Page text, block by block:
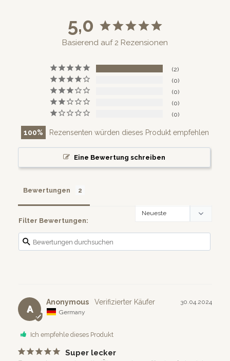
5,0
Basierend auf 2 Rezensionen
2
0
0
0
0
100 Rezensenten würden dieses Produkt empfehlen
Eine Bewertung schreiben
Bewertungen
Filter Bewertungen:
A
30.04.2024
Anonymous
Germany
Ich empfehle dieses Produkt
Super lecker